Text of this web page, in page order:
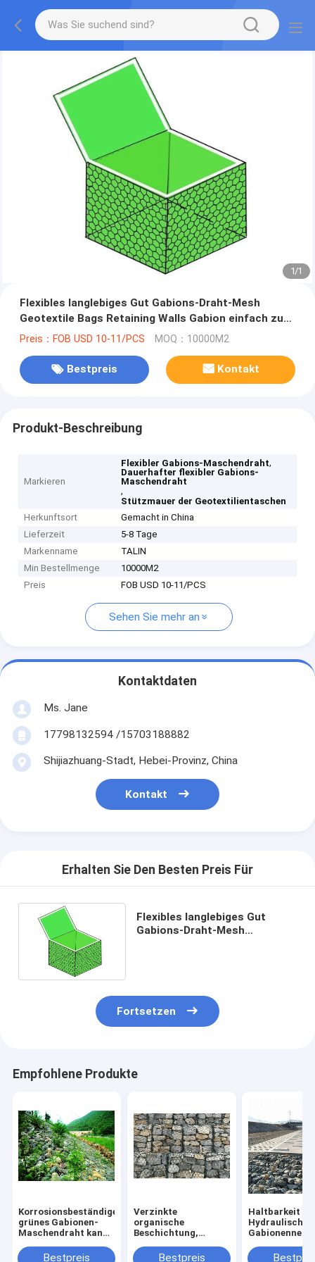
1/1
Flexibles langlebiges Gut Gabions-Draht-Mesh
Geotextile Bags Retaining Walls Gabion einfach zu
installieren
Preis：FOB USD 10-11/PCS MOQ：10000M2
Bestpreis Kontakt
Produkt-Beschreibung
Markieren
Flexibler Gabions-Maschendraht,
Dauerhafter flexibler Gabions-
Maschendraht
,
Stützmauer der Geotextilientaschen
Herkunftsort
Gemacht in China
Lieferzeit
5-8 Tage
Markenname
TALIN
Min Bestellmenge
10000M2
Preis
FOB USD 10-11/PCS
Sehen Sie mehr an
Kontaktdaten
Ms. Jane
17798132594 /15703188882
Shijiazhuang-Stadt, Hebei-Provinz, China
Kontakt
Erhalten Sie Den Besten Preis Für
Flexibles langlebiges Gut
Gabions-Draht-Mesh
Fortsetzen
Empfohlene Produkte
Korrosionsbeständiges
grünes Gabionen-
Maschendraht kann
gepflanzt werden
Bestpreis
Verzinkte
organische
Beschichtung,
Gabionennetz, hohe
Bestpreis
Haltbarkeit
Hydraulisches
Gabionennetz